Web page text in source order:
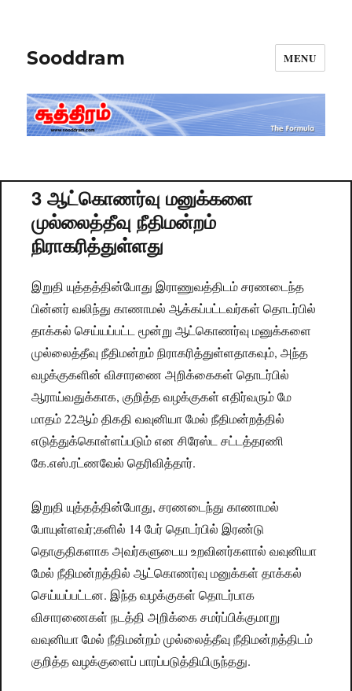
Sooddram MENU
3 ஆட்கொணர்வு மனுக்களை
முல்லைத்தீவு நீதிமன்றம்
நிராகரித்துள்ளது
இறுதி யுத்தத்தின்போது இராணுவத்திடம் சரணடைந்த
பின்னர் வலிந்து காணாமல் ஆக்கப்பட்டவர்கள் தொடர்பில்
தாக்கல் செய்யப்பட்ட மூன்று ஆட்கொணர்வு மனுக்களை
முல்லைத்தீவு நீதிமன்றம் நிராகரித்துள்ளதாகவும், அந்த
வழக்குகளின் விசாரணை அறிக்கைகள் தொடர்பில்
ஆராய்வதுக்காக, குறித்த வழக்குகள் எதிர்வரும் மே
மாதம் 22ஆம் திகதி வவுனியா மேல் நீதிமன்றத்தில்
எடுத்துக்கொள்ளப்படும் என சிரேஸ்ட சட்டத்தரணி
கே.எஸ்.ரட்ணவேல் தெரிவித்தார்.
இறுதி யுத்தத்தின்போது, சரணடைந்து காணாமல்
போயுள்ளவர்;களில் 14 பேர் தொடர்பில் இரண்டு
தொகுதிகளாக அவர்களுடைய உறவினர்களால் வவுனியா
மேல் நீதிமன்றத்தில் ஆட்கொணர்வு மனுக்கள் தாக்கல்
செய்யப்பட்டன. இந்த வழக்குகள் தொடர்பாக
விசாரணைகள் நடத்தி அறிக்கை சமர்ப்பிக்குமாறு
வவுனியா மேல் நீதிமன்றம் முல்லைத்தீவு நீதிமன்றத்திடம்
குறித்த வழக்குளைப் பாரப்படுத்தியிருந்தது.